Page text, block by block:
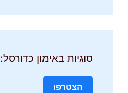
סוגיות באימון כדורסל:
הצטרפו